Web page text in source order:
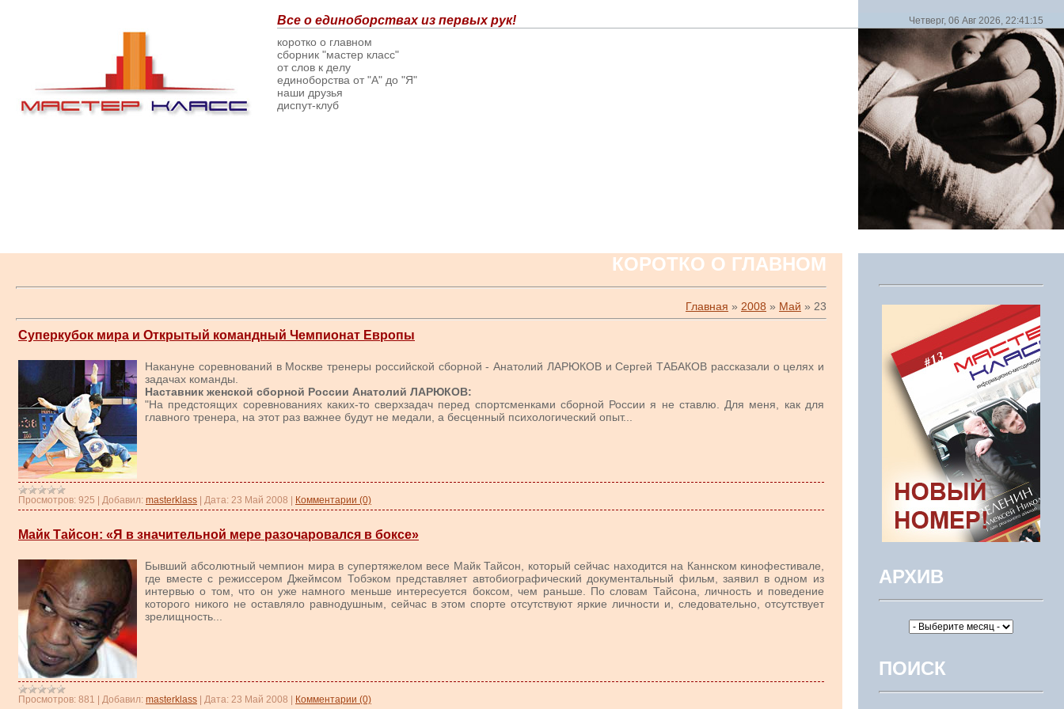
Все о единоборствах из первых рук! Четверг, 06 Авг 2026, 22:41:15
коротко о главном
сборник "мастер класс"
от слов к делу
единоборства от "А" до "Я"
наши друзья
диспут-клуб
КОРОТКО О ГЛАВНОМ
Главная » 2008 » Май » 23
Суперкубок мира и Открытый командный Чемпионат Европы
Накануне соревнований в Москве тренеры российской сборной - Анатолий ЛАРЮКОВ и Сергей ТАБАКОВ рассказали о целях и
задачах команды.
Наставник женской сборной России Анатолий ЛАРЮКОВ:
"На предстоящих соревнованиях каких-то сверхзадач перед спортсменками сборной России я не ставлю. Для меня, как для
главного тренера, на этот раз важнее будут не медали, а бесценный психологический опыт...
Просмотров: 925 Добавил: masterklass Дата: 23 Май 2008 Комментарии (0)
Майк Тайсон: «Я в значительной мере разочаровался в боксе»
Бывший абсолютный чемпион мира в супертяжелом весе Майк Тайсон, который сейчас находится на Каннском кинофестивале,
где вместе с режиссером Джеймсом Тобэком представляет автобиографический документальный фильм, заявил в одном из
интервью о том, что он уже намного меньше интересуется боксом, чем раньше. По словам Тайсона, личность и поведение
которого никого не оставляло равнодушным, сейчас в этом спорте отсутствуют яркие личности и, следовательно, отсутствует
зрелищность...
Просмотров: 881 Добавил: masterklass Дата: 23 Май 2008 Комментарии (0)
АРХИВ
ПОИСК